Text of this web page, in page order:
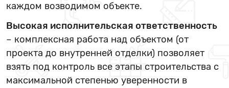
каждом возводимом объекте.
Высокая исполнительская ответственность
– комплексная работа над объектом (от
проекта до внутренней отделки) позволяет
взять под контроль все этапы строительства с
максимальной степенью уверенности в